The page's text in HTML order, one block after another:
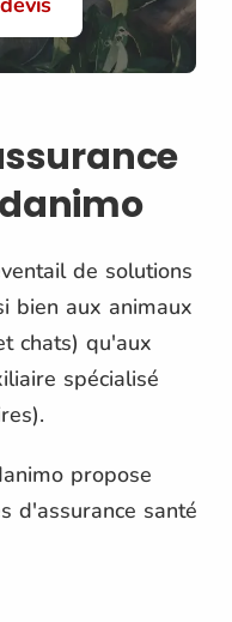
de solutions
bien aux animaux
chats) qu'aux
spécialisé
propose
d'assurance santé